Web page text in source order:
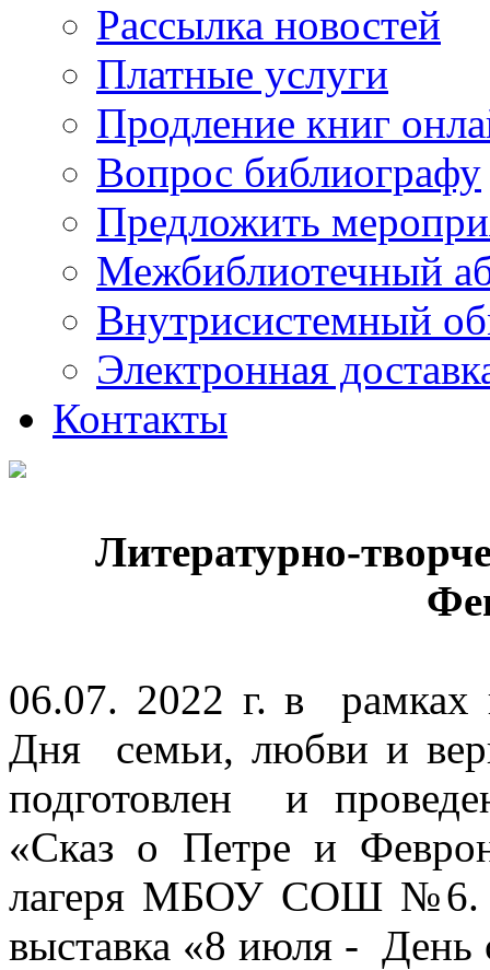
Рассылка новостей
Платные услуги
Продление книг
Вопрос библиографу
Предложить
Межбиблиотечный
Внутрисистемный
Электронная
Контакты
Литературно-
06.07. 2022 г. в рамках
Дня семьи, любви и
подготовлен и
«Сказ о Петре и
лагеря МБОУ СОШ №6.
выставка «8 июля - День